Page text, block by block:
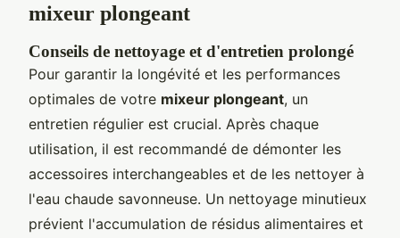
mixeur plongeant
Conseils de nettoyage et d'entretien prolongé
Pour garantir la longévité et les performances
optimales de votre mixeur plongeant, un
entretien régulier est crucial. Après chaque
utilisation, il est recommandé de démonter les
accessoires interchangeables et de les nettoyer à
l'eau chaude savonneuse. Un nettoyage minutieux
prévient l'accumulation de résidus alimentaires et